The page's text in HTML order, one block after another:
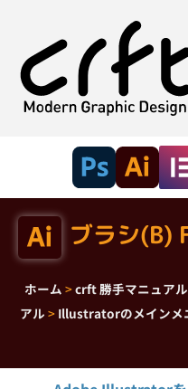
ブラシ(B)
ホーム >crft 勝手マニュアル
アル > Illustratorのメインメ